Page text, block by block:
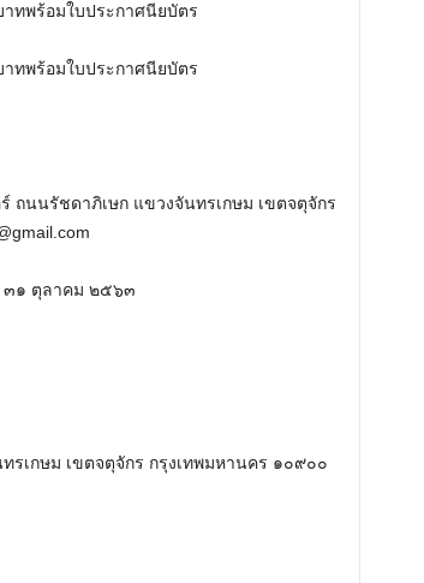
ท​พร้อมใบประกาศนียบัตร
ท​พร้อมใบประกาศนียบัตร
ถนนรัชดาภิเษก แขวงจันทรเกษม เขตจตุจักร
๓๑ ตุลาคม ๒๕๖๓
เกษม เขตจตุจักร กรุงเทพมหานคร ๑๐๙๐๐